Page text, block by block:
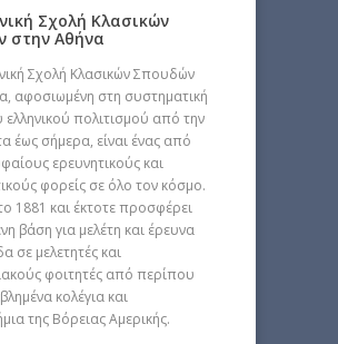
Σχολή Κλασικών
στην Αθήνα
Σχολή Κλασικών Σπουδών
αφοσιωμένη στη συστηματική
ελληνικού πολιτισμού από την
έως σήμερα, είναι ένας από
ερευνητικούς και
φορείς σε όλο τον κόσμο.
1881 και έκτοτε προσφέρει
βάση για μελέτη και έρευνα
σε μελετητές και
φοιτητές από περίπου
κολέγια και
της Βόρειας Αμερικής.